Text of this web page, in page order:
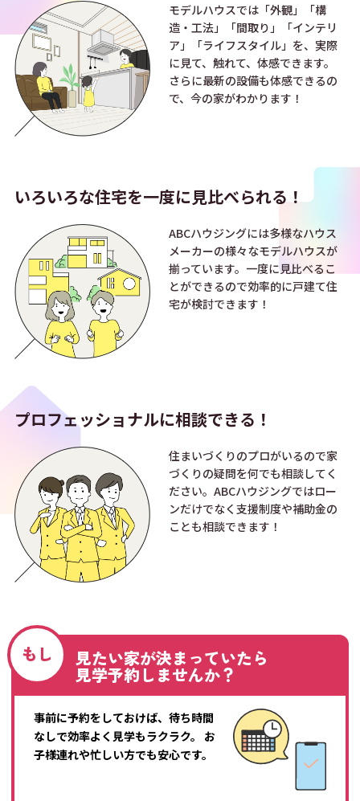
モデルハウスでは「外観」「構
造・工法」「間取り」「インテリ
ア」「ライフスタイル」を、実際
に見て、触れて、体感できます。
さらに最新の設備も体感できるの
で、今の家がわかります！
いろいろな住宅を一度に見比べられる！
ABCハウジングには多様なハウス
メーカーの様々なモデルハウスが
揃っています。一度に見比べるこ
とができるので効率的に戸建て住
宅が検討できます！
プロフェッショナルに相談できる！
住まいづくりのプロがいるので家
づくりの疑問を何でも相談してく
ださい。ABCハウジングではロー
ンだけでなく支援制度や補助金の
ことも相談できます！
もし 見たい家が決まっていたら
見学予約しませんか？
事前に予約をしておけば、待ち時間
なしで効率よく見学もラクラク。
お
子様連れや忙しい方でも安心です。